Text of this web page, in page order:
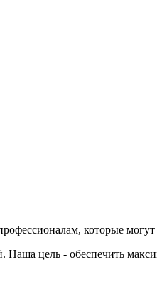
которые
цель - обеспечить